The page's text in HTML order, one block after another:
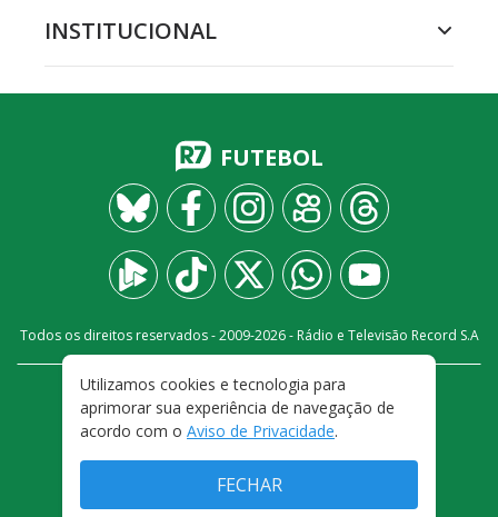
INSTITUCIONAL
FUTEBOL
Todos os direitos reservados - 2009-2026- Rádio e Televisão Record S.A
FALE CONOSCO
PRIVACIDADE
TERMOS E CONDIÇÕES DE USO
Utilizamos cookies e tecnologia para
aprimorar sua experiência de navegação de
acordo com o Aviso de Privacidade.
FECHAR